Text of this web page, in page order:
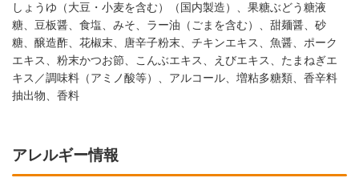
しょうゆ（大豆・小麦を含む）（国内製造）、果糖ぶどう糖液
糖、豆板醤、食塩、みそ、ラー油（ごまを含む）、甜麺醤、砂
糖、醸造酢、花椒末、唐辛子粉末、チキンエキス、魚醤、ポーク
エキス、粉末かつお節、こんぶエキス、えびエキス、たまねぎエ
キス／調味料（アミノ酸等）、アルコール、増粘多糖類、香辛料
抽出物、香料
アレルギー情報